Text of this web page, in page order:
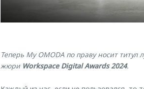
Теперь My OMODA по праву носит
жюри Workspace Digital Awards 2024.